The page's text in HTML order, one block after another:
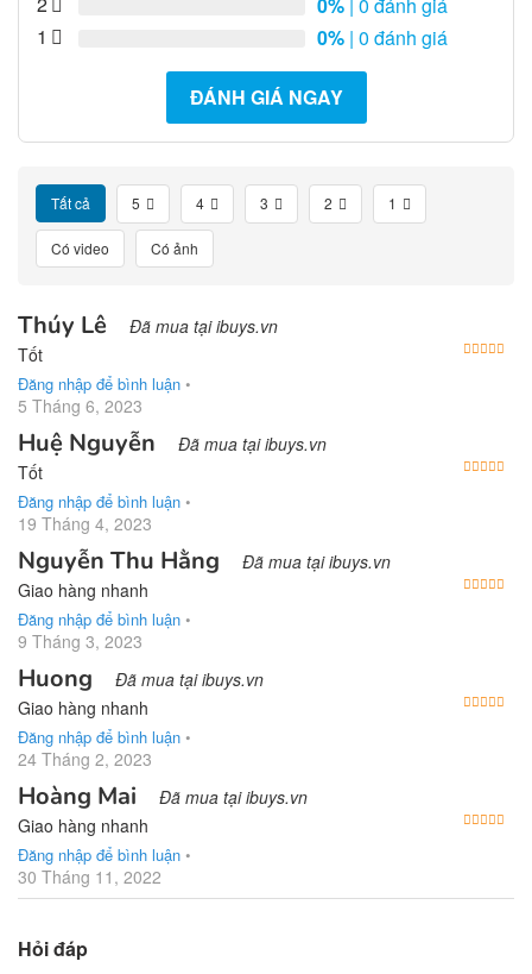
1
0% | 0 đánh giá
ĐÁNH GIÁ NGAY
Tất cả 5 4 3 2 1
Có video Có ảnh
Thúy Lê Đã mua tại ibuys.vn
Tốt
Đăng nhập để bình luận •
5 Tháng 6, 2023
Huệ Nguyễn Đã mua tại ibuys.vn
Tốt
Đăng nhập để bình luận •
19 Tháng 4, 2023
Nguyễn Thu Hằng Đã mua tại ibuys.vn
Giao hàng nhanh
Đăng nhập để bình luận •
9 Tháng 3, 2023
Huong Đã mua tại ibuys.vn
Giao hàng nhanh
Đăng nhập để bình luận •
24 Tháng 2, 2023
Hoàng Mai Đã mua tại ibuys.vn
Giao hàng nhanh
Đăng nhập để bình luận •
30 Tháng 11, 2022
Hỏi đáp